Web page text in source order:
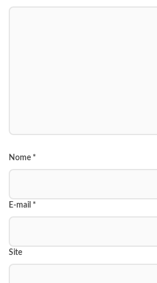
Nome *
E-mail *
Site